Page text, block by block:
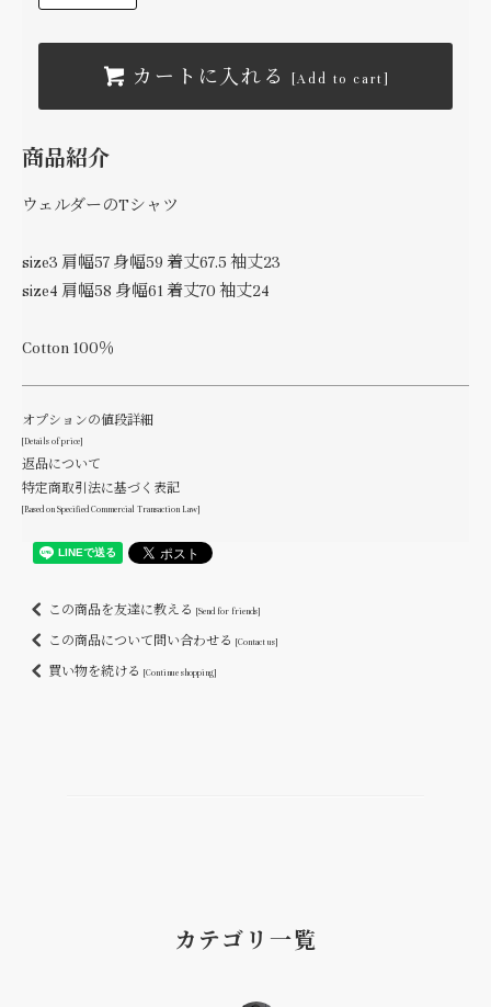
カートに入れる [Add to cart]
商品紹介
ウェルダーのTシャツ
size3 肩幅57 身幅59 着丈67.5 袖丈23
size4 肩幅58 身幅61 着丈70 袖丈24
Cotton 100％
オプションの値段詳細
[Details of price]
返品について
特定商取引法に基づく表記
[Based on Specified Commercial Transaction Law]
この商品を友達に教える [Send for friends]
この商品について問い合わせる [Contact us]
買い物を続ける [Continue shopping]
カテゴリ一覧